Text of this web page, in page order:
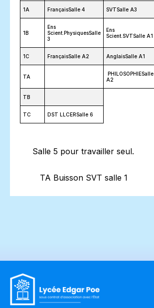
1A FrançaisSalle 4 SVTSalle A3
1B
Ens
Scient.PhysiquesSalle
3
Ens
Scient.SVTSalle A1
1C FrançaisSalle A2 AnglaisSalle A1
TA
PHILOSOPHIESalle
A2
TB
TC DST LLCERSalle 6
Salle 5 pour travailler seul.
TA Buisson SVT salle 1